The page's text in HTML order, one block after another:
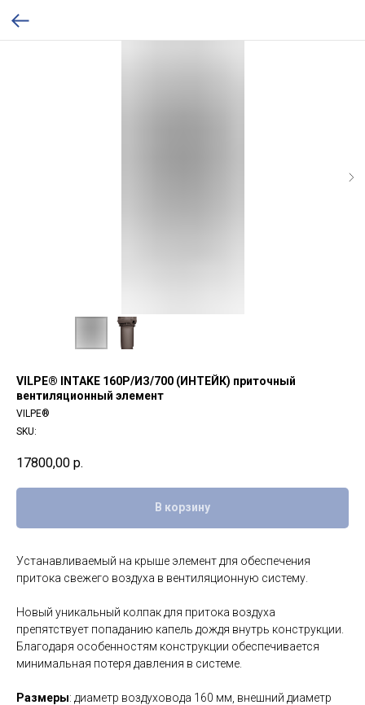
VILPE® INTAKE 160P/ИЗ/700 (ИНТЕЙК) приточный
вентиляционный элемент
VILPE®
SKU:
17800,00 р.
В корзину
Устанавливаемый на крыше элемент для обеспечения
притока свежего воздуха в вентиляционную систему.
Новый уникальный колпак для притока воздуха
препятствует попаданию капель дождя внутрь конструкции.
Благодаря особенностям конструкции обеспечивается
минимальная потеря давления в системе.
Размеры: диаметр воздуховода 160 мм, внешний диаметр